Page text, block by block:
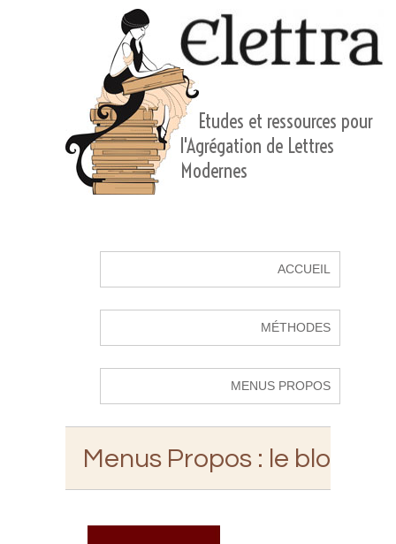
Etudes et ressources pour
l'Agrégation de Lettres
Modernes
ACCUEIL
MÉTHODES
MENUS PROPOS
Menus Propos : le blog